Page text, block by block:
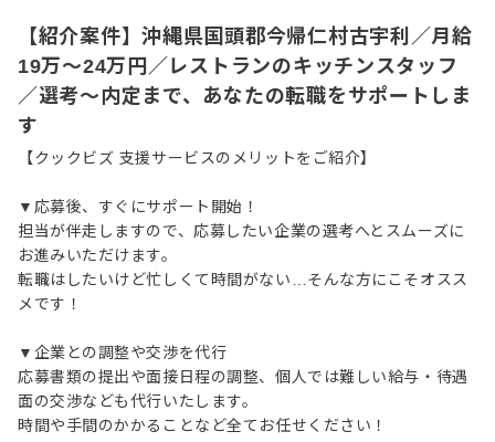
【紹介案件】沖縄県国頭郡今帰仁村古宇利／月給
19万〜24万円／レストランのキッチンスタッフ
／選考～内定まで、あなたの転職をサポートしま
す
【クックビズ 支援サービスのメリットをご紹介】
▼応募後、すぐにサポート開始！
担当が伴走しますので、応募したい企業の選考へとスムーズに
お進みいただけます。
転職はしたいけど忙しくて時間がない…そんな方にこそオスス
メです！
▼企業との調整や交渉を代行
応募書類の提出や面接日程の調整、個人では難しい給与・待遇
面の交渉なども代行いたします。
時間や手間のかかることなど全てお任せください！